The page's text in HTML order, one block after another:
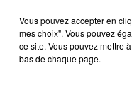
CHOOZ
la centrale
Une situation
Vous pouvez accepter en
mes choix". Vous pouvez
ce site. Vous pouvez mettre
bas de chaque page.